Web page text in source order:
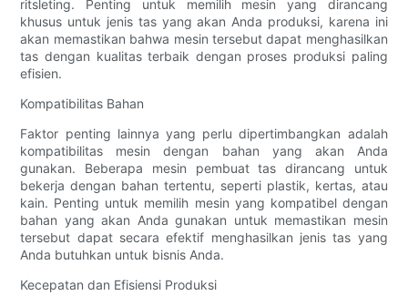
ritsleting. Penting untuk memilih mesin yang dirancang
khusus untuk jenis tas yang akan Anda produksi, karena ini
akan memastikan bahwa mesin tersebut dapat menghasilkan
tas dengan kualitas terbaik dengan proses produksi paling
efisien.
Kompatibilitas Bahan
Faktor penting lainnya yang perlu dipertimbangkan adalah
kompatibilitas mesin dengan bahan yang akan Anda
gunakan. Beberapa mesin pembuat tas dirancang untuk
bekerja dengan bahan tertentu, seperti plastik, kertas, atau
kain. Penting untuk memilih mesin yang kompatibel dengan
bahan yang akan Anda gunakan untuk memastikan mesin
tersebut dapat secara efektif menghasilkan jenis tas yang
Anda butuhkan untuk bisnis Anda.
Kecepatan dan Efisiensi Produksi